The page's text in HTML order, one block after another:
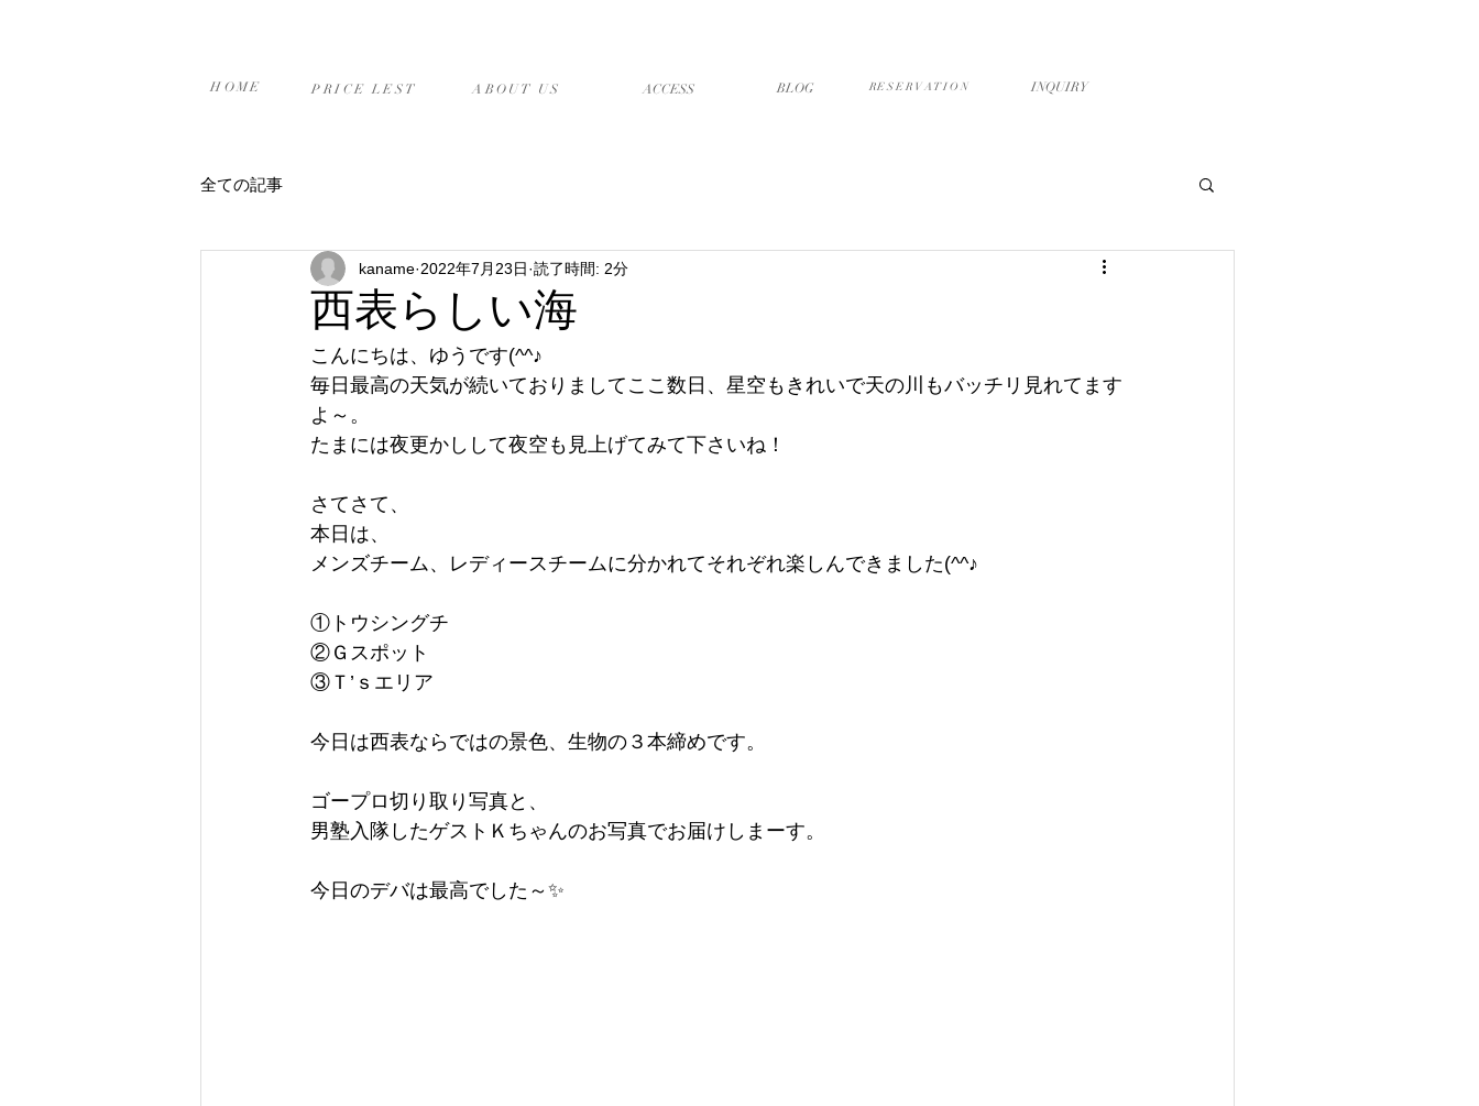
HOME PRICE LEST ABOUT US ​ACCESS BLOG RESERVATION INQUIRY
全ての記事
西表らしい海
kaname 2022年7月23日 読了時間: 2分
こんにちは、ゆうです(^^♪
毎日最高の天気が続いておりましてここ数日、星空もきれいで天の川もバッチリ見れてます
よ～。
たまには夜更かしして夜空も見上げてみて下さいね！
さてさて、
本日は、
メンズチーム、レディースチームに分かれてそれぞれ楽しんできました(^^♪
①トウシングチ
②Ｇスポット
③Ｔ’ｓエリア
今日は西表ならではの景色、生物の３本締めです。
ゴープロ切り取り写真と、
男塾入隊したゲストＫちゃんのお写真でお届けしまーす。
今日のデバは最高でした～✨